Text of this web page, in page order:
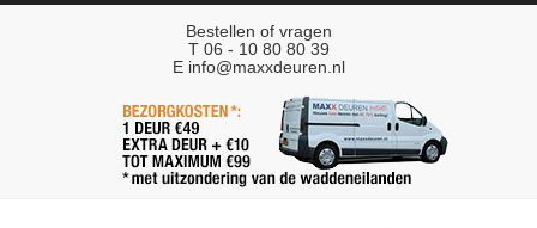
Bestellen of vragen
T 06 - 10 80 80 39
E info@maxxdeuren.nl